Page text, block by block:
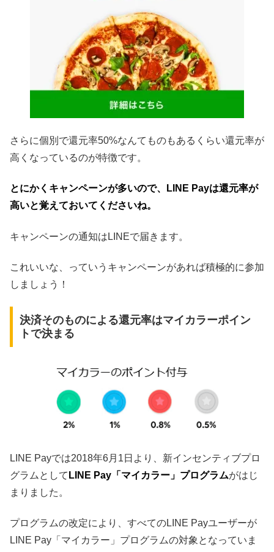
さらに個別で還元率50%なんてものもあるくらい還元率が
高くなっているのが特徴です。
とにかくキャンペーンが多いので、LINE Payは還元率が
高いと覚えておいてくださいね。
キャンペーンの通知はLINEで届きます。
これいいな、っていうキャンペーンがあれば積極的に参加
しましょう！
決済そのものによる還元率はマイカラーポイン
トで決まる
LINE Payでは2018年6月1日より、新インセンティブプロ
グラムとして LINE Pay「マイカラー」プログラムがはじ
まりました。
プログラムの改定により、すべてのLINE Payユーザーが
LINE Pay「マイカラー」プログラムの対象となっていま